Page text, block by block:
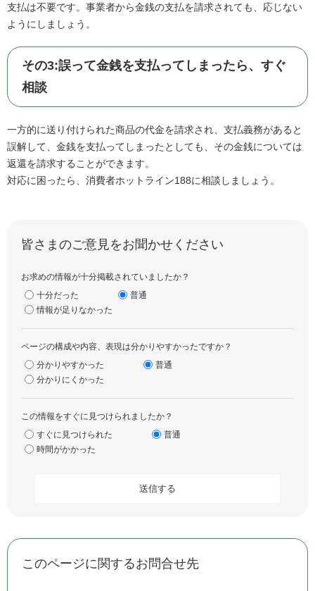
支払は不要です。事業者から金銭の支払を請求されても、応じない
ようにしましょう。
その3:誤って金銭を支払ってしまったら、すぐ
相談
一方的に送り付けられた商品の代金を請求され、支払義務があると
誤解して、金銭を支払ってしまったとしても、その金銭については
返還を請求することができます。
対応に困ったら、消費者ホットライン188に相談しましょう。
皆さまのご意見をお聞かせください
お求めの情報が十分掲載されていましたか？
十分だった
普通
情報が足りなかった
ページの構成や内容、表現は分かりやすかったですか？
分かりやすかった
普通
分かりにくかった
この情報をすぐに見つけられましたか？
すぐに見つけられた
普通
時間がかかった
このページに関するお問合せ先